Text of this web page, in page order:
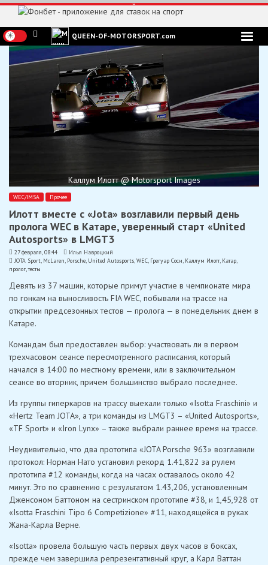
Перейти
содержимому
QUEEN-OF-MOTORSPORT.com
Каллум Илотт @ Motorsport Images
WEC/IMSA Прочее
Илотт вместе с «Jota» возглавили первый день
пролога WEC в Катаре, уверенный старт «United
Autosports» в LMGT3
27 февраля, 08:44
Илья Навроцкий
JOTA Sport, McLaren, Porsche, United Autosports,WEC, Грегуар Соси, Каллум Илотт, Катар
пролог,тесты
Девять из 37 машин, которые примут участие в чемпионате мира
по гонкам на выносливость FIA WEC, побывали на трассе на
открытии предсезонных тестов — пролога — в понедельник днем в
Катаре.
Командам был предоставлен выбор: участвовать ли в первом
трехчасовом сеансе пересмотренного расписания, который
начался в 14:00 по местному времени, или в заключительном
сеансе во вторник, причем большинство выбрало последнее.
Из группы гиперкаров на трассу выехали только «Isotta Fraschini» и
«Hertz Team JOTA», а три команды из LMGT3 – «United Autosports»,
«TF Sport» и «Iron Lynx» – также выбрали раннее время на трассе.
Неудивительно, что два прототипа «JOTA Porsche 963» возглавили
протокол: Норман Нато установил рекорд 1.41,822 за рулем
прототипа #12 команды, когда на часах оставалось около 42
минут. Это по сравнению с результатом 1.43,206, установленным
Дженсоном Баттоном на сестринском прототипе #38, и 1,45,928 от
«Isotta Fraschini Tipo 6 Competizione» #11, находящейся в руках
Жана-Карла Верне.
«Isotta» провела большую часть первых двух часов в боксах,
прежде чем завершила репрезентативный круг, а Карл Ваттан